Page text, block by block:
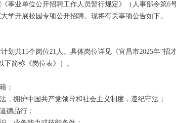
业单位公开招聘工作人员暂行规定》（人事部令第6
学开展校园专项公开招聘。现将有关事项公告如下。
共15个岗位21人。具体岗位详见《宜昌市2025年“招
简称《岗位表》）。
；
拥护中国共产党领导和社会主义制度，遵纪守法；
德品行；